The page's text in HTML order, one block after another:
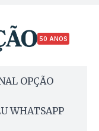
50 ANOS
OPÇÃO
WHATSAPP